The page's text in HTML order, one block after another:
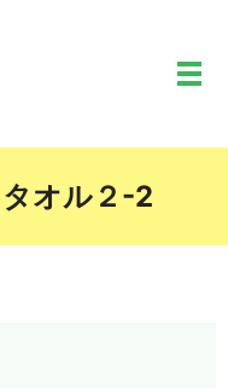
メ
オル２-2